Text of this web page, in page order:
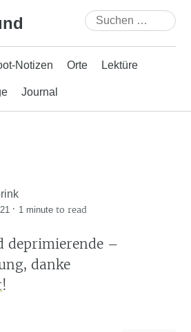
Suchen
nach:
Notizen Orte Lektüre
Journal
· 1 minute to read
deprimierende –
danke
!